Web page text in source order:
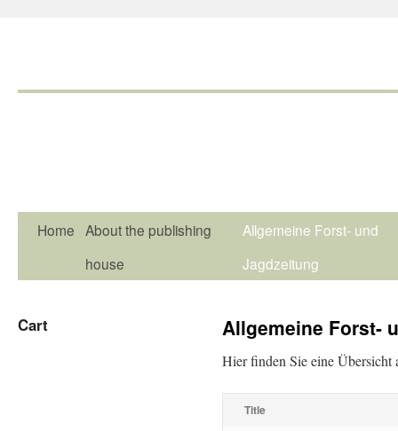
Home About the publishing
house
Allgemeine Forst- und
Jagdzeitung
Allgemeine Forst-
Hier finden Sie eine
Title
Cart